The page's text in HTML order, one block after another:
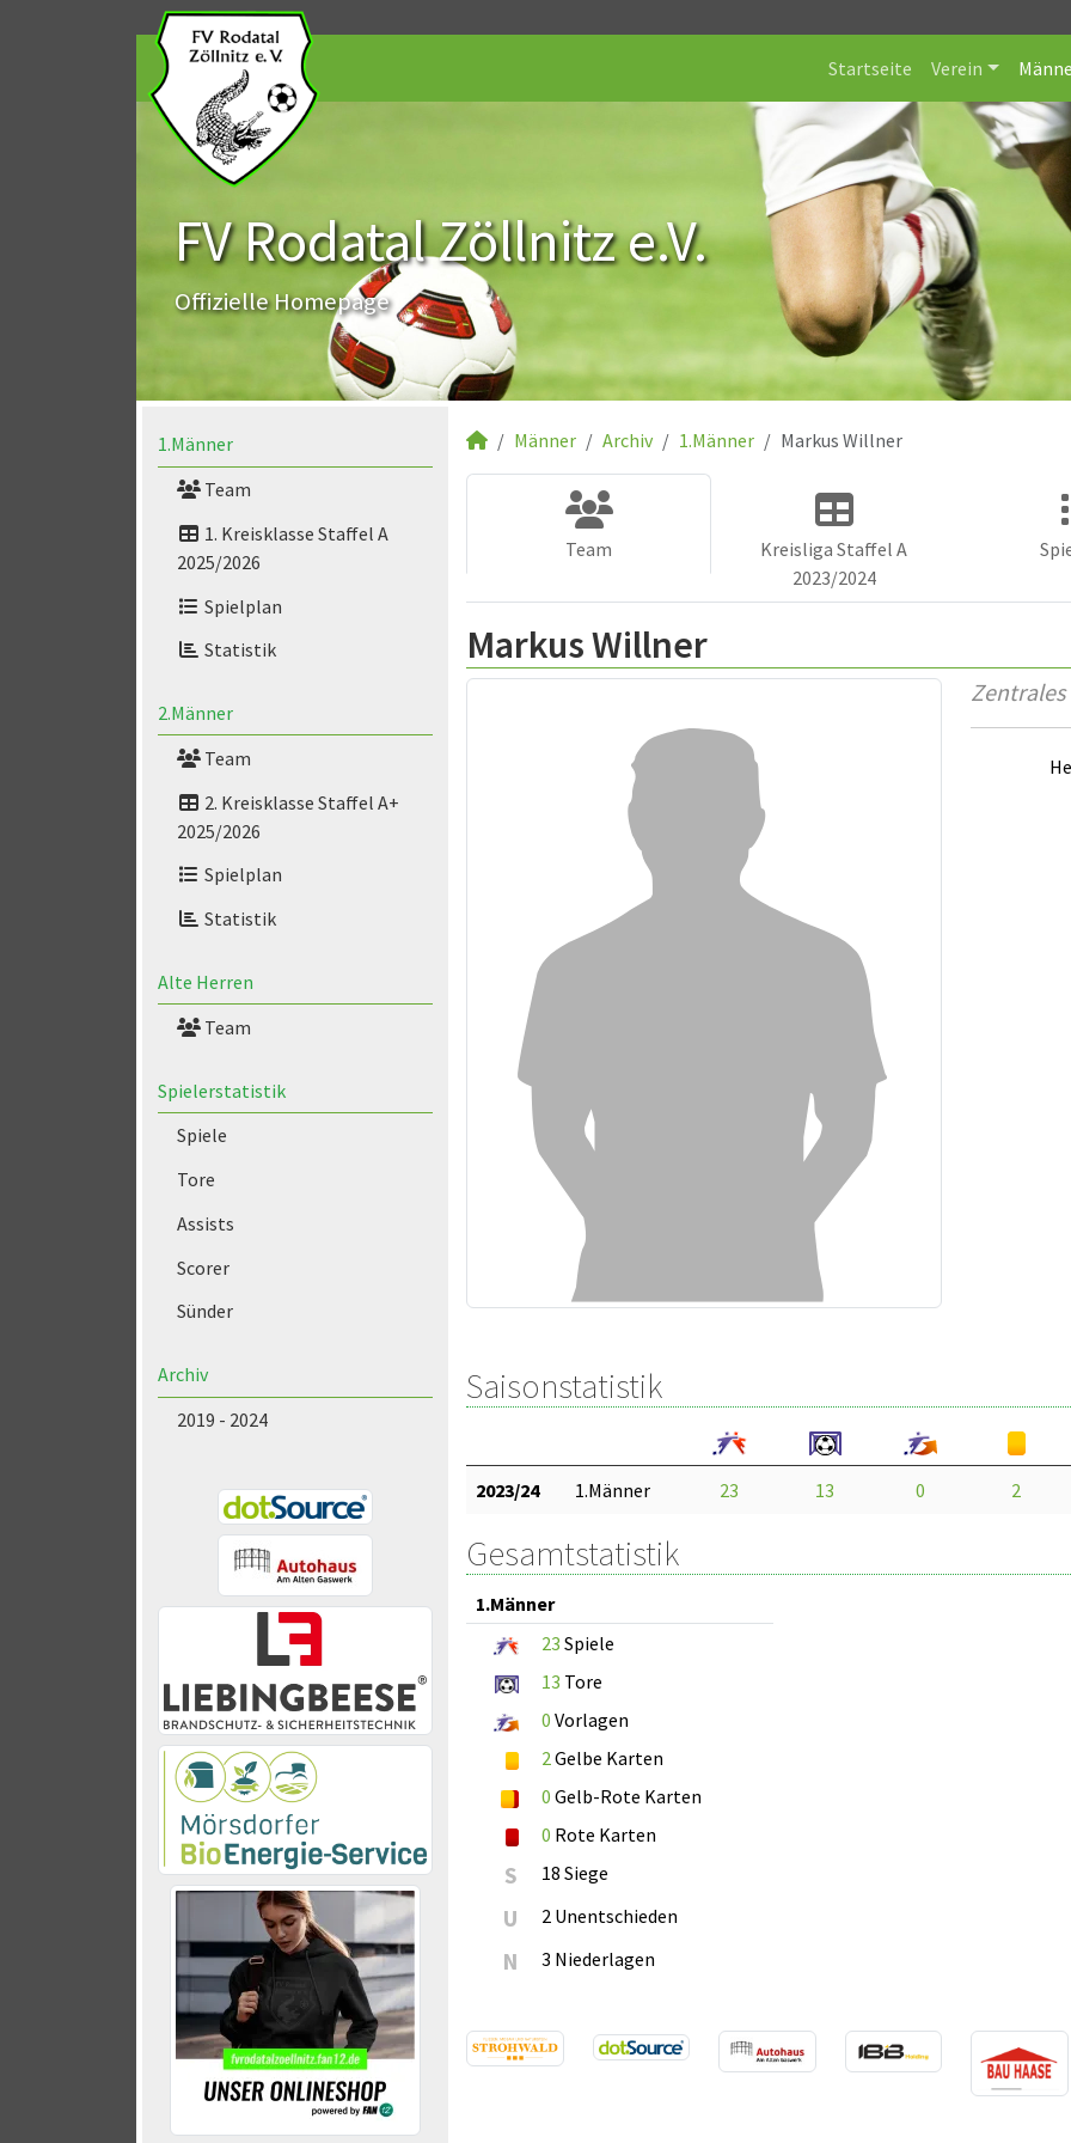
Startseite Verein
FV Rodatal Zöllnitz e.V.
Offizielle Homepage
1.Männer
Team
1. Kreisklasse Staffel A
2025/2026
Spielplan
Statistik
2.Männer
Team
2. Kreisklasse Staffel A+
2025/2026
Spielplan
Statistik
Alte Herren
Team
Spielerstatistik
Spiele
Tore
Assists
Scorer
Sünder
Archiv
2019 - 2024
Männer Archiv 1.Männer Markus Willner
Team
Kreisliga Staffel A
2023/2024
Markus Willner
Saisonstatistik
2023/24 1.Männer 23 13 0 2
Gesamtstatistik
1.Männer
23 Spiele
13 Tore
0 Vorlagen
2 Gelbe Karten
0 Gelb-Rote Karten
0 Rote Karten
S 18 Siege
U 2 Unentschieden
N 3 Niederlagen